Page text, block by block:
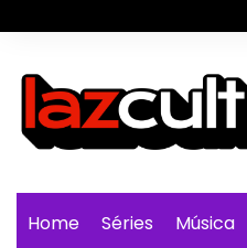
para
conteúdo
Home Séries Música